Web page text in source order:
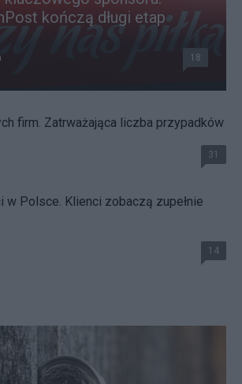
kończą długi etap
18
firm. Zatrważająca liczba przypadków
31
w Polsce. Klienci zobaczą zupełnie
14